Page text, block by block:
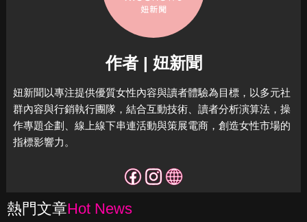
作者 | 妞新聞
妞新聞以專注提供優質女性內容與讀者體驗為目標， 以多元社
群內容與行銷執行團隊，結合互動技術、讀者分析演算法， 操
作專題企劃、線上線下串連活動與策展電商， 創造女性市場的
指標影響力。
熱門文章Hot News